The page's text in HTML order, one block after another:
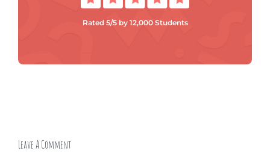
Rated 5/5 by 12,000 Students
Leave A Comment